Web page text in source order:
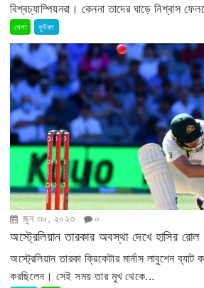
বিশ্বচ্যাম্পিয়নরা। কেননা তাদের ঘাড়ে নিশ্বাস
খেলা ফুটবল
জুন ৩০, ২০২৩ ০
অস্ট্রেলিয়ান তারকার অবস্থা দেখে হাসির রোল
অস্ট্রেলিয়ান তারকা ক্রিকেটার মার্নাস লাবুশেন
করছিলেন। সেই সময় তার মুখ থেকে...